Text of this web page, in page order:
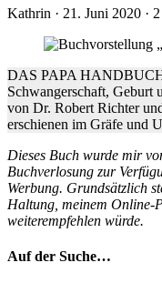
Kathrin · 21. Juni 2020 ·
DAS PAPA
Schwangerschaft, Geburt
von Dr. Robert Richter
erschienen im Gräfe und
Dieses Buch wurde mir
Buchverlosung zur
Werbung. Grundsätzlich
Haltung, meinem Online-
weiterempfehlen würde.
Auf der Suche…